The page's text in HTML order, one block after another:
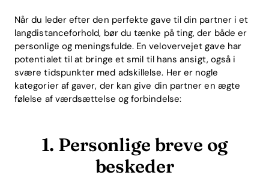
Når du leder efter den perfekte gave til din partner i et
langdistanceforhold, bør du tænke på ting, der både er
personlige og meningsfulde. En velovervejet gave har
potentialet til at bringe et smil til hans ansigt, også i
svære tidspunkter med adskillelse. Her er nogle
kategorier af gaver, der kan give din partner en ægte
følelse af værdsættelse og forbindelse:
1. Personlige breve og
beskeder